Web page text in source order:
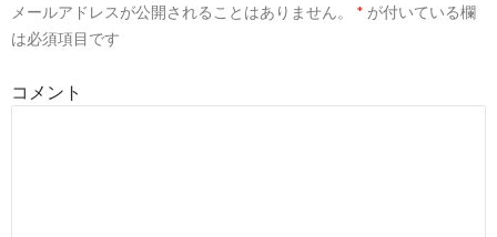
シ
ン
メールアドレスが公開されることはありません。 * が付いている欄
は必須項目です
コメント